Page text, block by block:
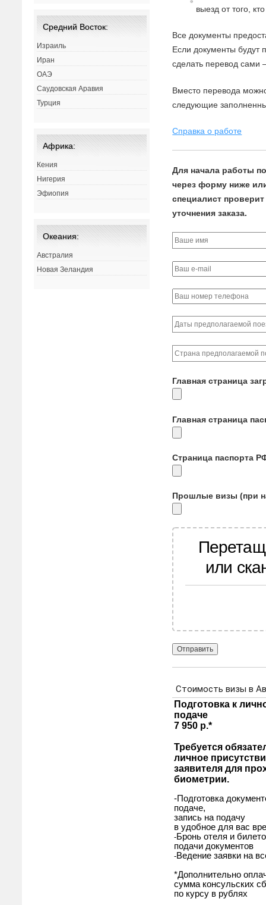
выезд от того,
Все документы
Если документы
сделать перевод сами
Вместо перевода
следующие
Справка о работе
Для начала работы
через форму ниже
специалист
уточнения заказа.
Главная страница
Главная страница
Страница паспорта
Прошлые визы (при
или
Средний Восток:
Израиль
Иран
ОАЭ
Саудовская Аравия
Турция
Африка:
Кения
Нигерия
Эфиопия
Океания:
Австралия
Новая Зеландия